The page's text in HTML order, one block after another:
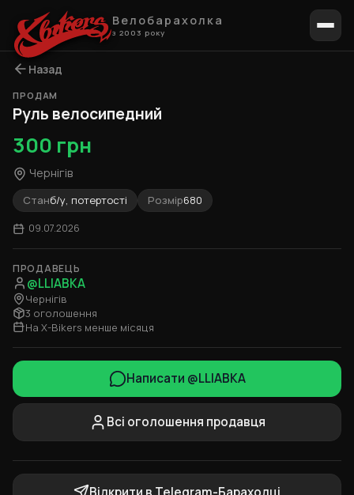
Велобарахолка
з 2003 року
Назад
ПРОДАМ
Руль велосипедний
300 грн
Чернігів
Станб/у, потертості Розмір680
09.07.2026
ПРОДАВЕЦЬ
@LLlABKA
Чернігів
3 оголошення
На X-Bikers менше місяця
Написати @LLlABKA
Всі оголошення продавця